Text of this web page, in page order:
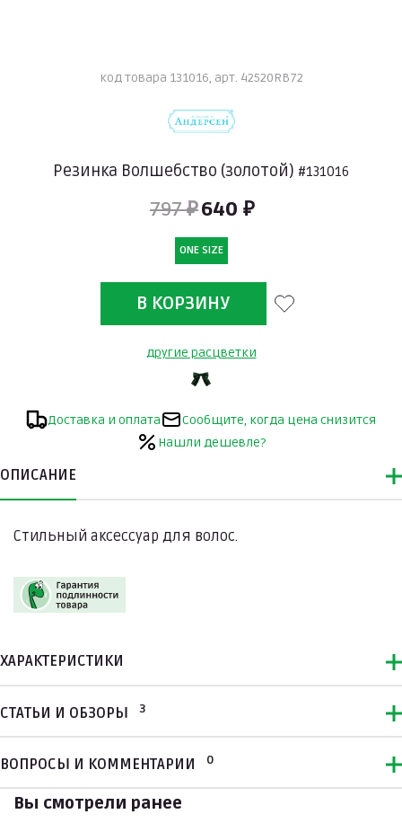
код товара 131016, арт. 42520RB72
Резинка Волшебство (золотой) #131016
797 ₽640 ₽
ONE SIZE
другие расцветки
Доставка и оплата
Сообщите, когда цена снизится
Нашли дешевле?
ОПИСАНИЕ
Стильный аксессуар для волос.
ХАРАКТЕРИСТИКИ
СТАТЬИ И ОБЗОРЫ 3
ВОПРОСЫ И КОММЕНТАРИИ 0
Вы смотрели ранее